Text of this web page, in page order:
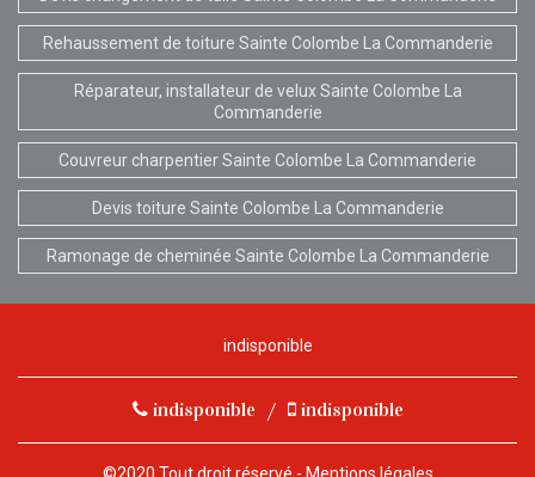
Rehaussement de toiture Sainte Colombe La Commanderie
Réparateur, installateur de velux Sainte Colombe La
Commanderie
Couvreur charpentier Sainte Colombe La Commanderie
Devis toiture Sainte Colombe La Commanderie
Ramonage de cheminée Sainte Colombe La Commanderie
indisponible
indisponible / indisponible